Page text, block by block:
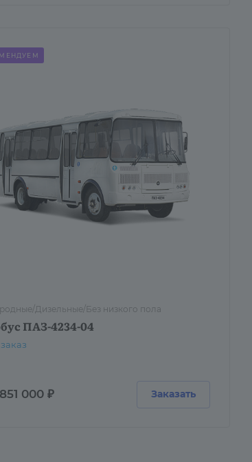
Дизельные/Без низкого пола
ПАЗ-4234-04
000 ₽ Заказать